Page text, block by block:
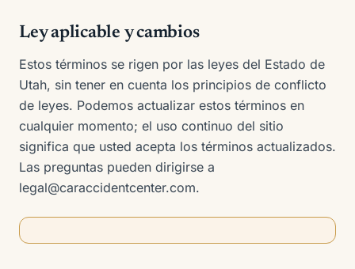
Ley aplicable y cambios
Estos términos se rigen por las leyes del Estado de
Utah, sin tener en cuenta los principios de conflicto
de leyes. Podemos actualizar estos términos en
cualquier momento; el uso continuo del sitio
significa que usted acepta los términos actualizados.
Las preguntas pueden dirigirse a
legal@caraccidentcenter.com.